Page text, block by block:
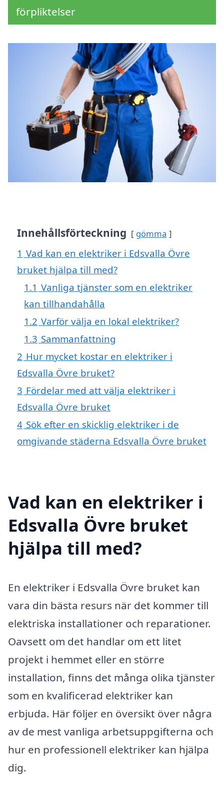
förpliktelser
Innehållsförteckning gömma
1 Vad kan en elektriker i Edsvalla Övre
bruket hjälpa till med?
1.1 Vanliga tjänster som en elektriker
kan tillhandahålla
1.2 Varför välja en lokal elektriker?
1.3 Sammanfattning
2 Hur mycket kostar en elektriker i
Edsvalla Övre bruket?
3 Fördelar med att välja elektriker i
Edsvalla Övre bruket
4 Sök efter en skicklig elektriker i de
omgivande städerna Edsvalla Övre bruket
Vad kan en elektriker i
Edsvalla Övre bruket
hjälpa till med?
En elektriker i Edsvalla Övre bruket kan
vara din bästa resurs när det kommer till
elektriska installationer och reparationer.
Oavsett om det handlar om ett litet
projekt i hemmet eller en större
installation, finns det många olika tjänster
som en kvalificerad elektriker kan
erbjuda. Här följer en översikt över några
av de mest vanliga arbetsuppgifterna och
hur en professionell elektriker kan hjälpa
dig.